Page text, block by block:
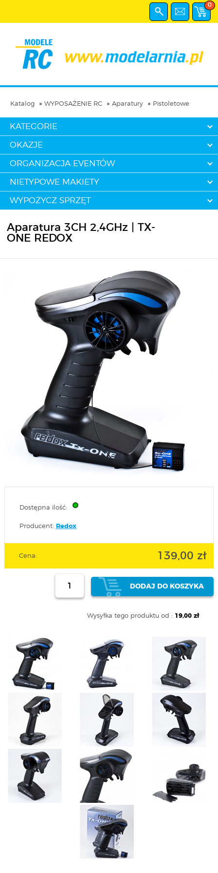
0
Katalog WYPOSAŻENIE RC Aparatury Pistoletowe
KATEGORIE
OKAZJE
ORGANIZACJA EVENTÓW
NIETYPOWE MAKIETY
WYPOŻYCZ SPRZĘT
Aparatura 3CH 2,4GHz | TX-
ONE REDOX
Dostępna ilość:
Producent: Redox
Cena: 139,00 zł
DODAJ DO KOSZYKA
Wysyłka tego produktu od : 19,00 zł